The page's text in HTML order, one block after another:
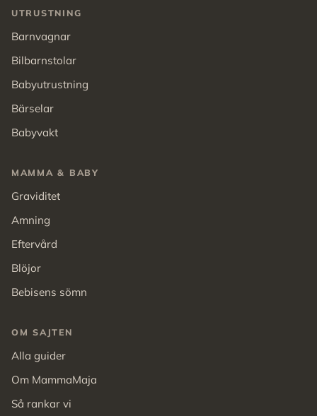
UTRUSTNING
Barnvagnar
Bilbarnstolar
Babyutrustning
Bärselar
Babyvakt
MAMMA & BABY
Graviditet
Amning
Eftervård
Blöjor
Bebisens sömn
OM SAJTEN
Alla guider
Om MammaMaja
Så rankar vi